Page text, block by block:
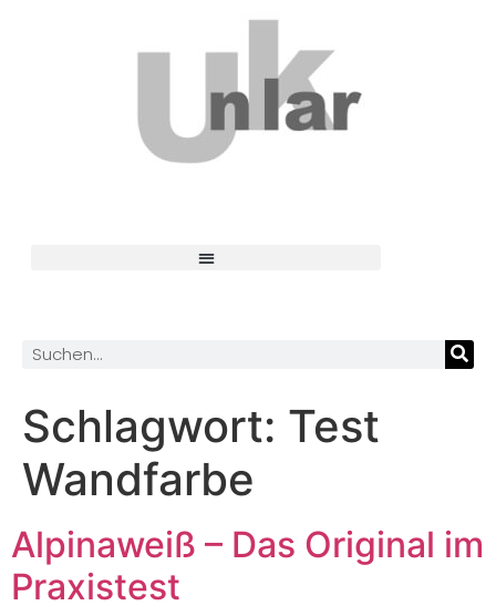
Schlagwort: Test
Wandfarbe
Alpinaweiß – Das Original im
Praxistest